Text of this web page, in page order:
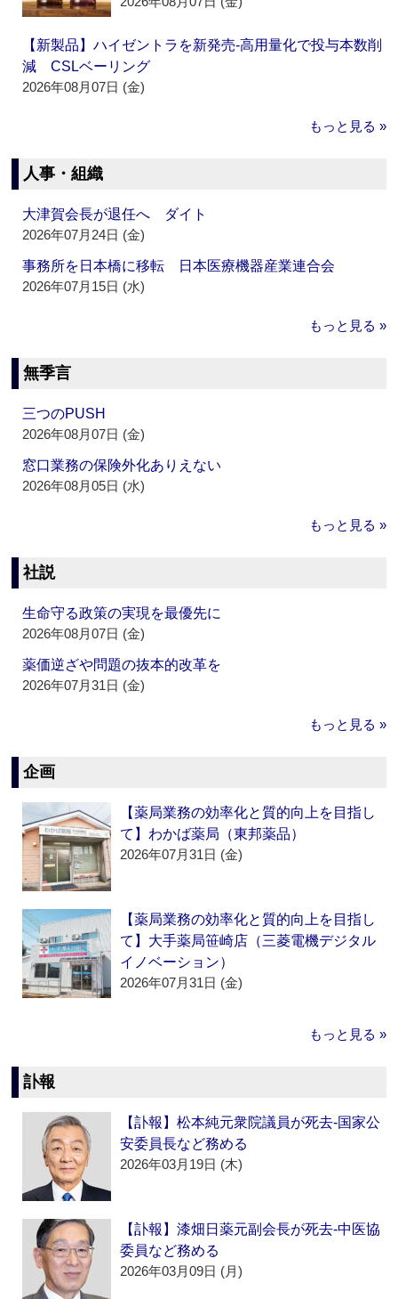
【新製品】ハイゼントラを新発売‐高用量化で投与本数削
減 CSLベーリング
2026年08月07日 (金)
もっと見る »
人事・組織
大津賀会長が退任へ ダイト
2026年07月24日 (金)
事務所を日本橋に移転 日本医療機器産業連合会
2026年07月15日 (水)
もっと見る »
無季言
三つのPUSH
2026年08月07日 (金)
窓口業務の保険外化ありえない
2026年08月05日 (水)
もっと見る »
社説
生命守る政策の実現を最優先に
2026年08月07日 (金)
薬価逆ざや問題の抜本的改革を
2026年07月31日 (金)
もっと見る »
企画
【薬局業務の効率化と質的向上を目指し
て】わかば薬局（東邦薬品）
2026年07月31日 (金)
【薬局業務の効率化と質的向上を目指し
て】大手薬局笹崎店（三菱電機デジタル
イノベーション）
2026年07月31日 (金)
もっと見る »
訃報
【訃報】松本純元衆院議員が死去‐国家公
安委員長など務める
2026年03月19日 (木)
【訃報】漆畑日薬元副会長が死去‐中医協
委員など務める
2026年03月09日 (月)